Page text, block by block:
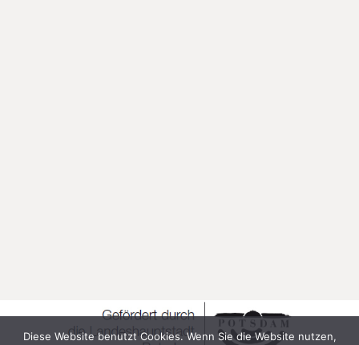
Diese Website benutzt Cookies. Wenn Sie die Website nutzen,